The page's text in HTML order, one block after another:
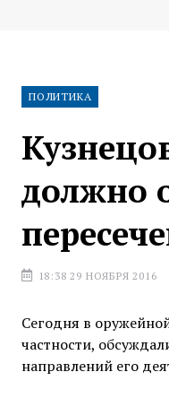
ПОЛИТИКА
должно
18:38 29 НОЯБРЯ 2016
Сегодня в
частности,
направлений его